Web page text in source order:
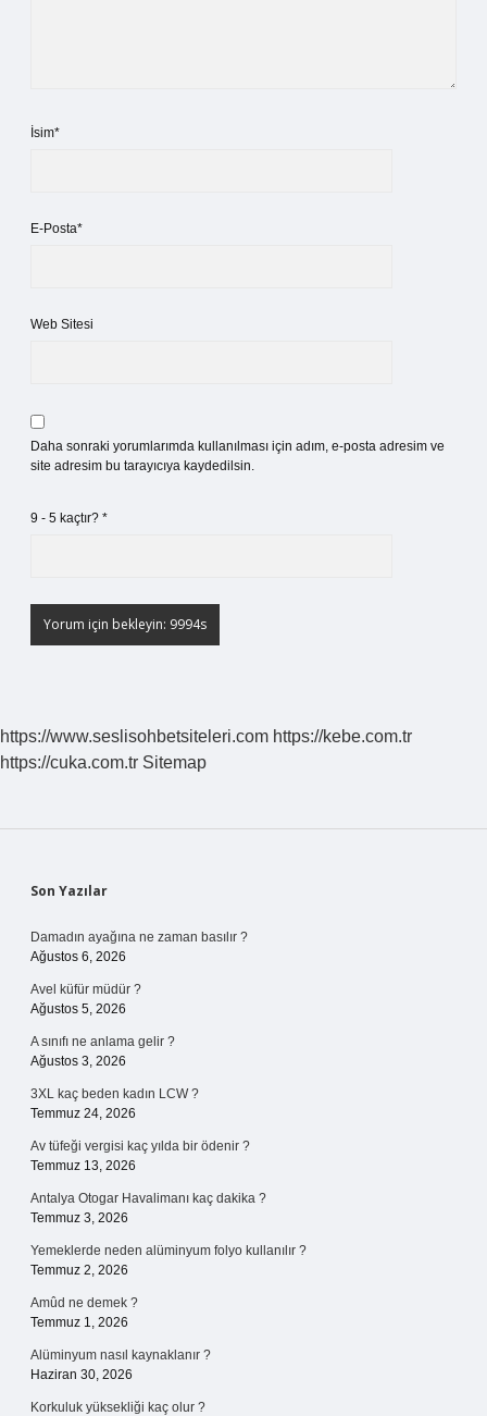
İsim*
E-Posta*
Web Sitesi
Daha sonraki yorumlarımda kullanılması için adım, e-posta adresim ve
site adresim bu tarayıcıya kaydedilsin.
9 - 5 kaçtır? *
https://www.seslisohbetsiteleri.com https://kebe.com.tr
https://cuka.com.tr Sitemap
Sidebar
Son Yazılar
Damadın ayağına ne zaman basılır ?
Ağustos 6, 2026
Avel küfür müdür ?
Ağustos 5, 2026
A sınıfı ne anlama gelir ?
Ağustos 3, 2026
3XL kaç beden kadın LCW ?
Temmuz 24, 2026
Av tüfeği vergisi kaç yılda bir ödenir ?
Temmuz 13, 2026
Antalya Otogar Havalimanı kaç dakika ?
Temmuz 3, 2026
Yemeklerde neden alüminyum folyo kullanılır ?
Temmuz 2, 2026
Amûd ne demek ?
Temmuz 1, 2026
Alüminyum nasıl kaynaklanır ?
Haziran 30, 2026
Korkuluk yüksekliği kaç olur ?